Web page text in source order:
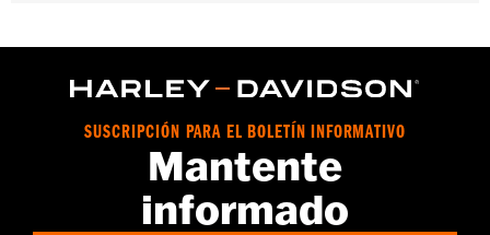
Installation Instructions
vinRequerido:false
19.3 Inches
1 year limited warranty – Go towww.h-
for full details
SUSCRIPCIÓN PARA EL BOLETÍN INFORMATIVO
Mantente
informado